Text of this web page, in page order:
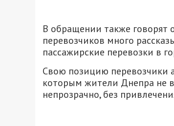
В обращении также говорят
перевозчиков много
пассажирские перевозки в
Свою позицию перевозчики
которым жители Днепра не
непрозрачно, без